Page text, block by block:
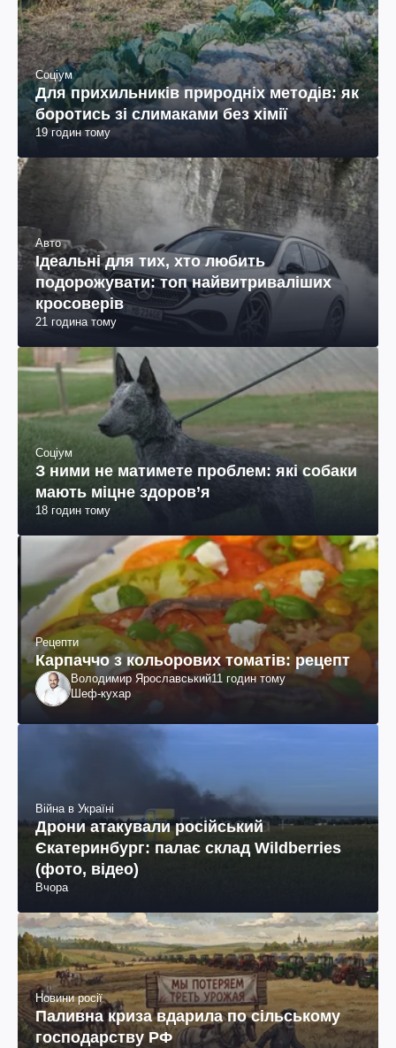
Соціум
Для прихильників природніх методів: як
боротись зі слимаками без хімії
19 годин тому
Авто
Ідеальні для тих, хто любить
подорожувати: топ найвитриваліших
кросоверів
21 година тому
Соціум
З ними не матимете проблем: які собаки
мають міцне здоров’я
18 годин тому
Рецепти
Карпаччо з кольорових томатів: рецепт
Володимир Ярославський11 годин тому
Шеф-кухар
Війна в Україні
Дрони атакували російський
Єкатеринбург: палає склад Wildberries
(фото, відео)
Вчора
Новини росії
Паливна криза вдарила по сільському
господарству РФ